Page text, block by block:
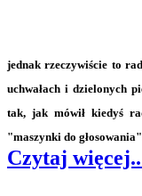
jednak rzeczywiście to
uchwałach i dzielonych
tak, jak mówił kiedyś
"maszynki do
Czytaj